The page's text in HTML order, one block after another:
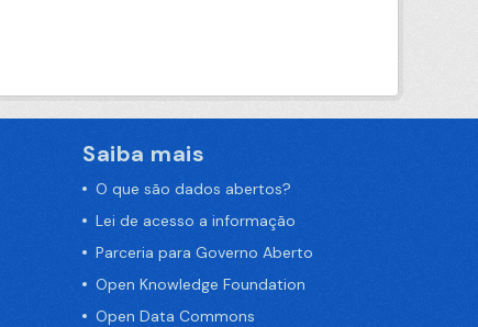
Saiba mais
O que são dados abertos?
Lei de acesso a informação
Parceria para Governo Aberto
Open Knowledge Foundation
Open Data Commons